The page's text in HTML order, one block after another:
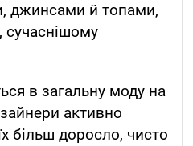
джинсами й топами,
в загальну моду на
активно
більш доросло, чисто